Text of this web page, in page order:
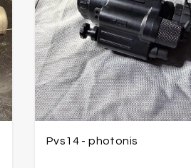
Pvs14 - photonis